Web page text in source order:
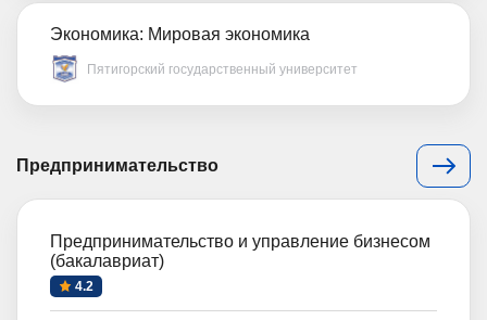
Экономика: Мировая экономика
Пятигорский государственный университет
Предпринимательство
Предпринимательство и управление бизнесом
(бакалавриат)
4.2